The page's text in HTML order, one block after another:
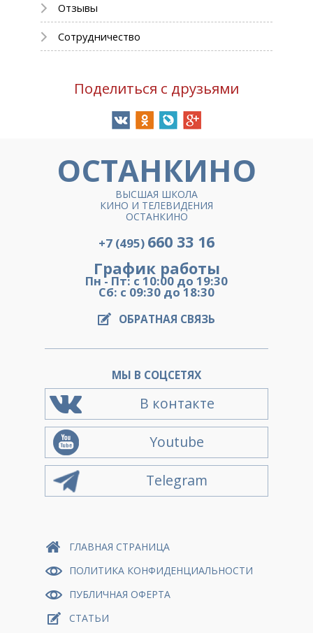
Отзывы
Сотрудничество
Поделиться с друзьями
ОСТАНКИНО
ВЫСШАЯ ШКОЛА
КИНО И ТЕЛЕВИДЕНИЯ
ОСТАНКИНО
+7 (495) 660 33 16
График работы
Пн - Пт: с 10:00 до 19:30
Сб: с 09:30 до 18:30
ОБРАТНАЯ СВЯЗЬ
МЫ В СОЦСЕТЯХ
В контакте
Youtube
Telegram
ГЛАВНАЯ СТРАНИЦА
ПОЛИТИКА КОНФИДЕНЦИАЛЬНОСТИ
ПУБЛИЧНАЯ ОФЕРТА
СТАТЬИ